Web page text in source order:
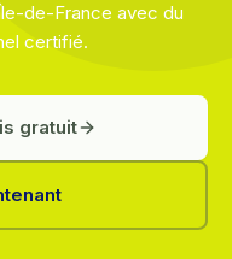
de-France avec du
certifié.
gratuit